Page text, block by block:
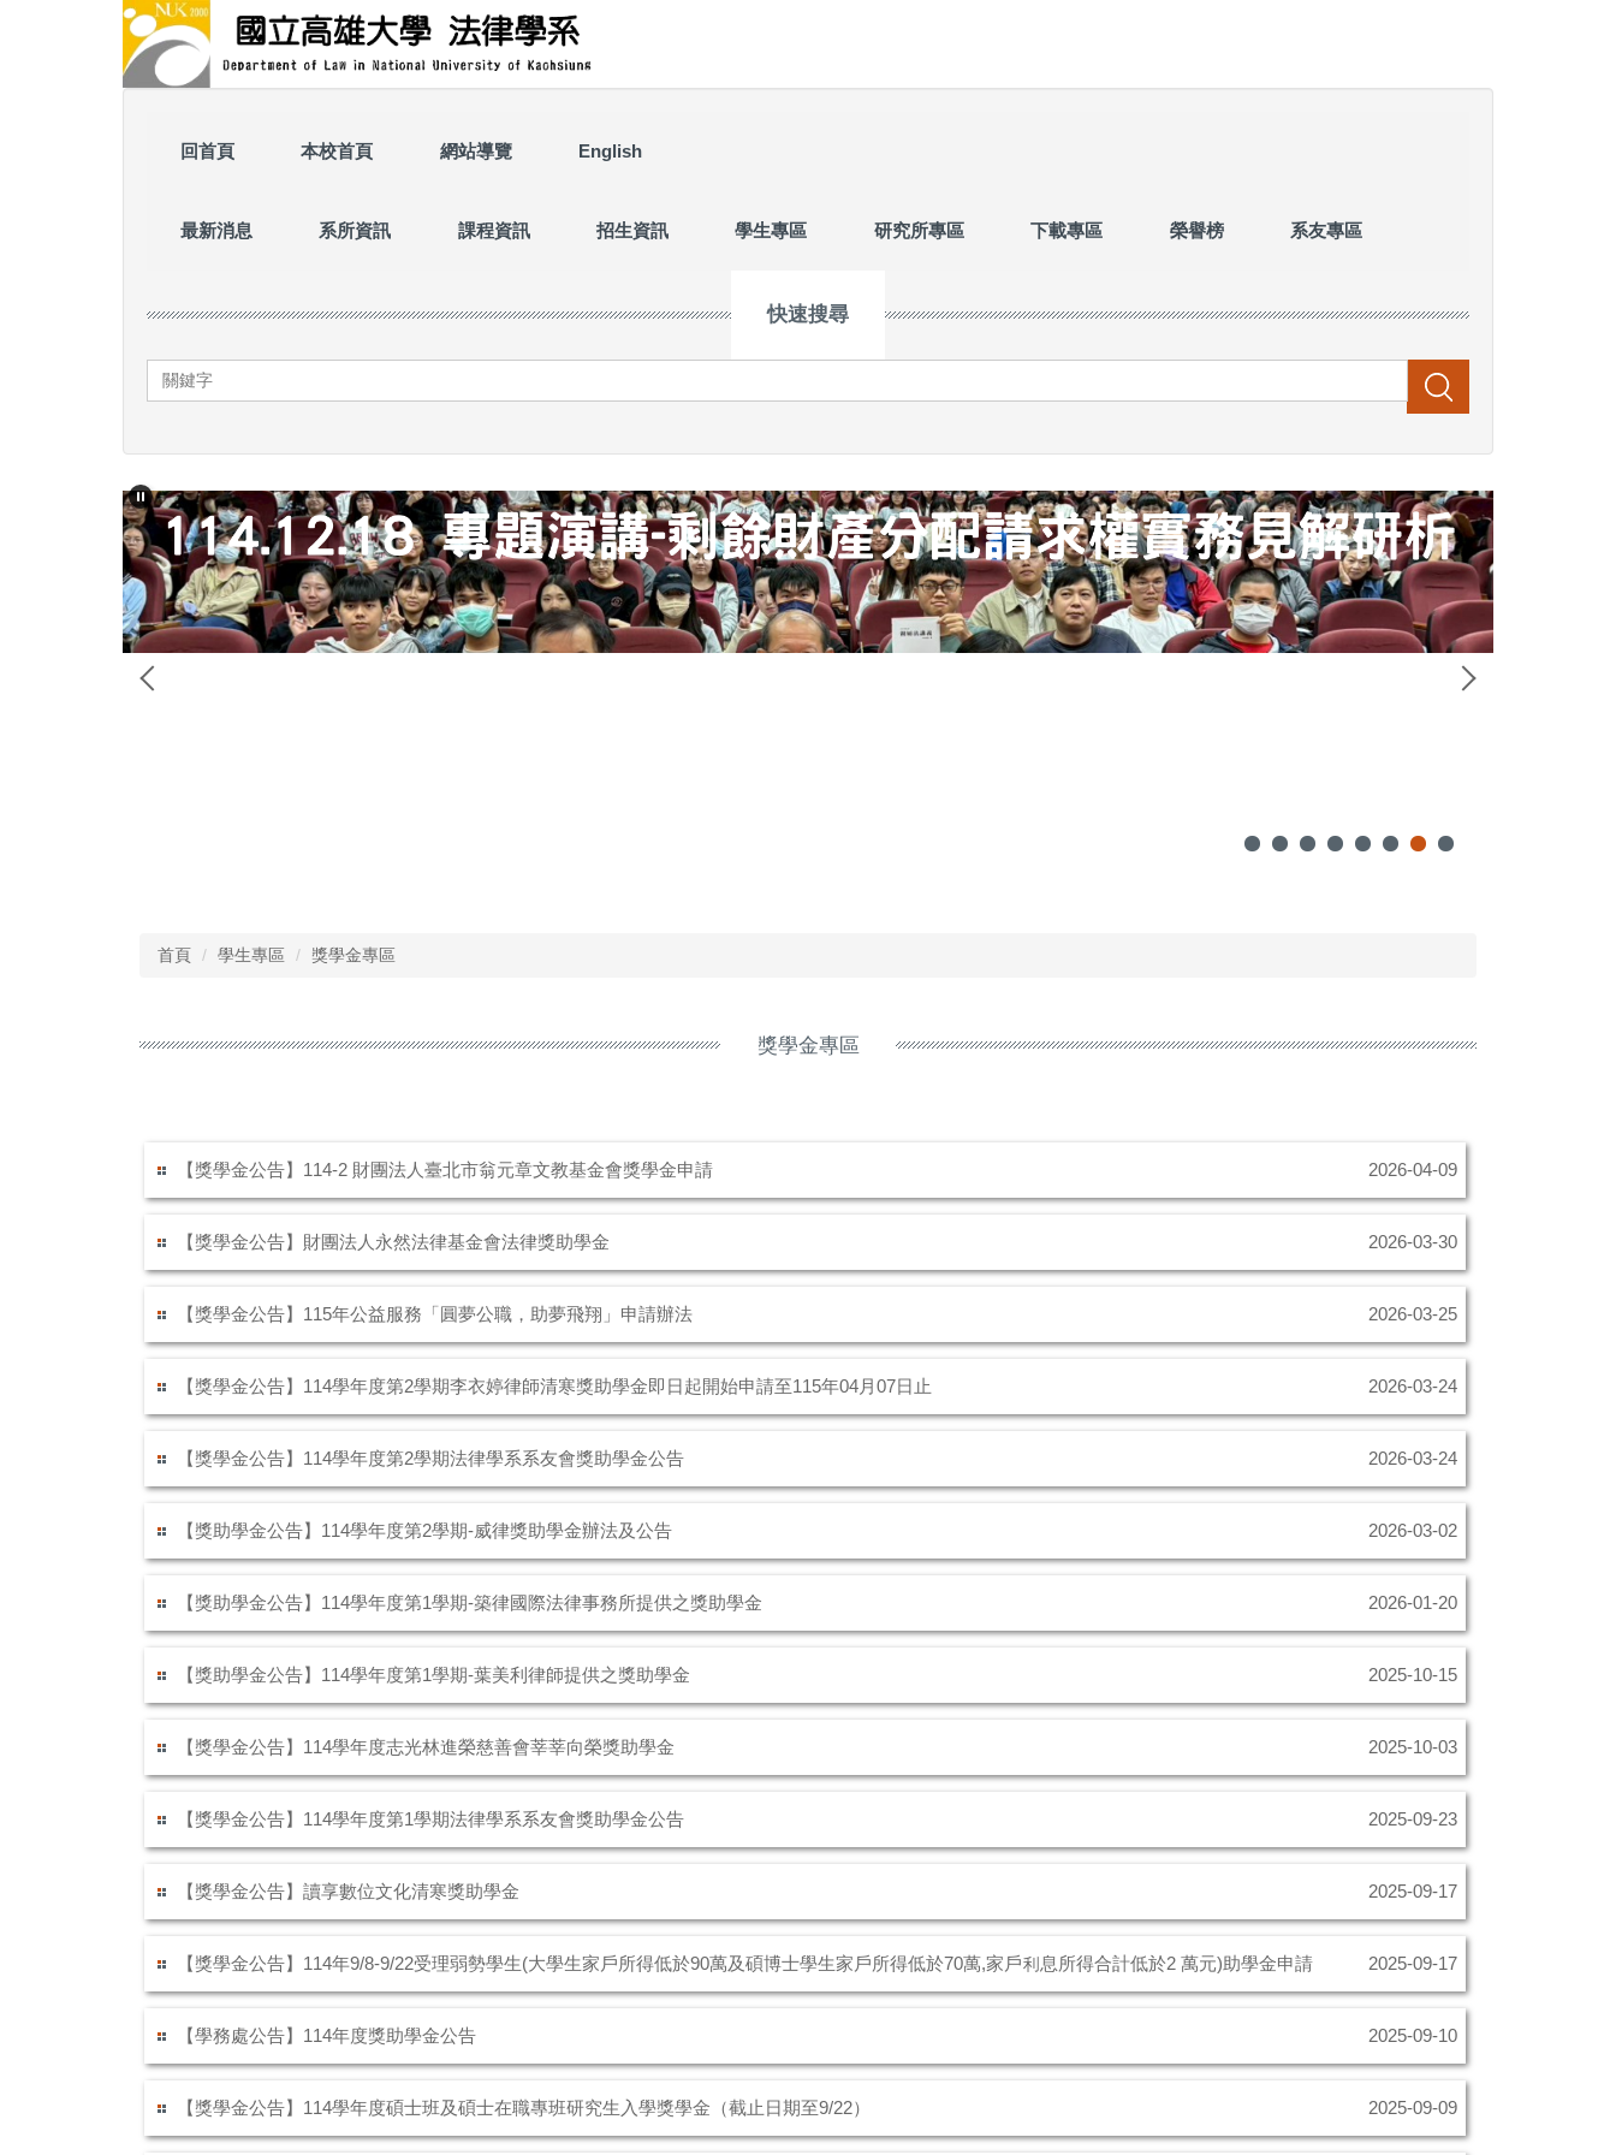
回首頁 本校首頁 網站導覽 English
最新消息 系所資訊 課程資訊 招生資訊 學生專區 研究所專區 下載專區 榮譽榜 系友專區
快速搜尋
搜尋
首頁 學生專區 獎學金專區
獎學金專區
【獎學金公告】114-2 財團法人臺北市翁元章文教基金會獎學金申請 2026-04-09
【獎學金公告】財團法人永然法律基金會法律獎助學金 2026-03-30
【獎學金公告】115年公益服務「圓夢公職，助夢飛翔」申請辦法 2026-03-25
【獎學金公告】114學年度第2學期李衣婷律師清寒獎助學金即日起開始申請至115年04月07日止 2026-03-24
【獎學金公告】114學年度第2學期法律學系系友會獎助學金公告 2026-03-24
【獎助學金公告】114學年度第2學期-威律獎助學金辦法及公告 2026-03-02
【獎助學金公告】114學年度第1學期-築律國際法律事務所提供之獎助學金 2026-01-20
【獎助學金公告】114學年度第1學期-葉美利律師提供之獎助學金 2025-10-15
【獎學金公告】114學年度志光林進榮慈善會莘莘向榮獎助學金 2025-10-03
【獎學金公告】114學年度第1學期法律學系系友會獎助學金公告 2025-09-23
【獎學金公告】讀享數位文化清寒獎助學金 2025-09-17
【獎學金公告】114年9/8-9/22受理弱勢學生(大學生家戶所得低於90萬及碩博士學生家戶所得低於70萬,家戶利息所得合計低於2 萬元)助學金申請 2025-09-17
【學務處公告】114年度獎助學金公告 2025-09-10
【獎學金公告】114學年度碩士班及碩士在職專班研究生入學獎學金（截止日期至9/22） 2025-09-09